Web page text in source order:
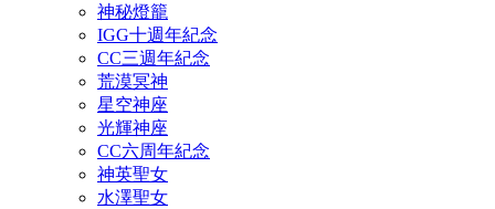
神秘燈籠
IGG十週年紀念
CC三週年紀念
荒漠冥神
星空神座
光輝神座
CC六周年紀念
神英聖女
水澤聖女